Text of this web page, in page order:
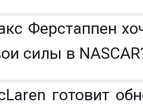
Ферстаппен
силы в
готовит